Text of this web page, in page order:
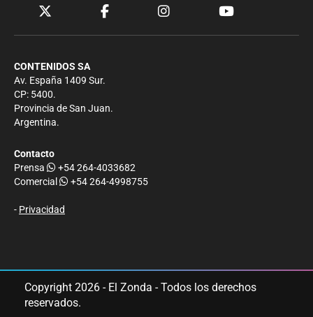
CONTENIDOS SA
Av. España 1409 Sur.
CP: 5400.
Provincia de San Juan.
Argentina.
Contacto
Prensa
+54 264-4033682
Comercial
+54 264-4998755
- Privacidad
Copyright 2026 - El Zonda - Todos los derechos
reservados.